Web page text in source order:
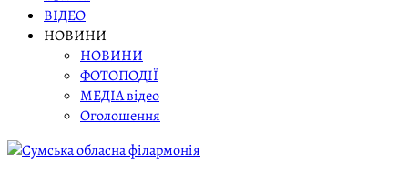
ВІДЕО
НОВИНИ
НОВИНИ
ФОТОПОДІЇ
МЕДІА відео
Оголошення